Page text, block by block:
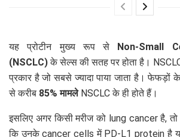
यह प्रोटीन मुख्य रूप से Non-Small
(NSCLC)के सेल्स की सतह पर होता है।
प्रकार है जो सबसे ज्यादा पाया जाता है।
से करीब 85% मामलेNSCLC के ही होते हैं।
इसलिए अगर किसी मरीज को lung cancer है,
कि उनके cancer cells में PD-L1 protein है